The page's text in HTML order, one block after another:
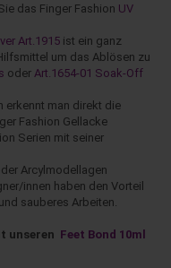
das Finger Fashion UV
Art.1915 ist ein ganz
um das Ablösen zu
oder Art.1654-01 Soak-Off
erkennt man direkt die
Fashion Gellacke
Serien mit seiner
Arcylmodellagen
innen haben den Vorteil
sauberes Arbeiten.
unseren Feet Bond 10ml